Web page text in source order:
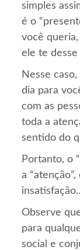
simples
é o
você queria,
ele te
Nesse
dia para
com as
toda a
sentido do
Portanto, o
a
Observe
para
social e